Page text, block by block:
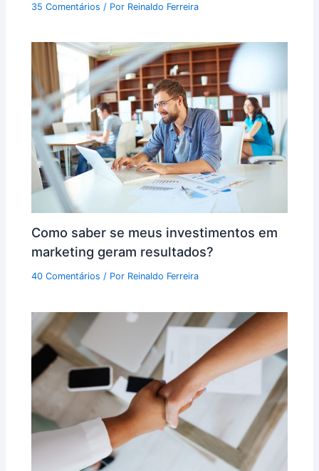
35 Comentários / Por Reinaldo Ferreira
Como saber se meus investimentos em
marketing geram resultados?
40 Comentários / Por Reinaldo Ferreira